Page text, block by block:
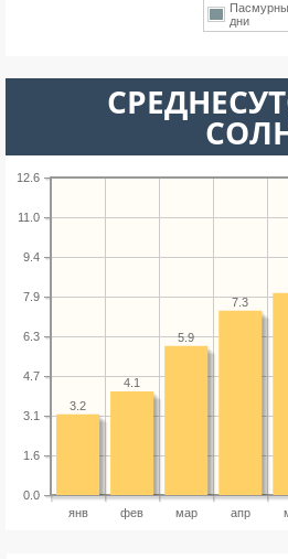
дни
янв фев мар апр
0.0
1.6
3.1
4.7
6.3
7.9
9.4
11.0
12.6
7.3
5.9
4.1
3.2